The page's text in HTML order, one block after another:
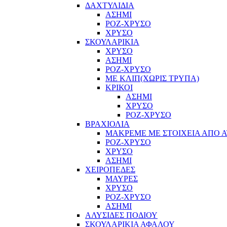
ΔΑΧΤΥΛΙΔΙΑ
ΑΣΗΜΙ
ΡΟΖ-ΧΡΥΣΟ
ΧΡΥΣΟ
ΣΚΟΥΛΑΡΙΚΙΑ
ΧΡΥΣΟ
ΑΣΗΜΙ
ΡΟΖ-ΧΡΥΣΟ
ΜΕ ΚΛΙΠ(ΧΩΡΙΣ ΤΡΥΠΑ)
ΚΡΙΚΟΙ
ΑΣΗΜΙ
ΧΡΥΣΟ
ΡΟΖ-ΧΡΥΣΟ
ΒΡΑΧΙΟΛΙΑ
ΜΑΚΡΕΜΕ ΜΕ ΣΤΟΙΧΕΙΑ ΑΠΟ
ΡΟΖ-ΧΡΥΣΟ
ΧΡΥΣΟ
ΑΣΗΜΙ
ΧΕΙΡΟΠΕΔΕΣ
ΜΑΥΡΕΣ
ΧΡΥΣΟ
ΡΟΖ-ΧΡΥΣΟ
ΑΣΗΜΙ
ΑΛΥΣΙΔΕΣ ΠΟΔΙΟΥ
ΣΚΟΥΛΑΡΙΚΙΑ ΑΦΑΛΟΥ